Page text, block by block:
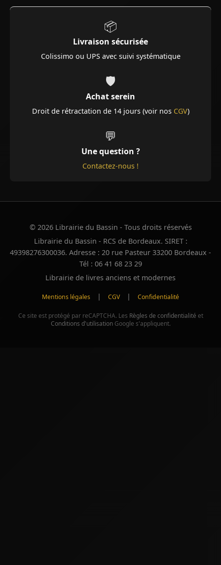
📦
Livraison sécurisée
Colissimo ou UPS avec suivi systématique
🛡️
Achat serein
Droit de rétractation de 14 jours (voir nos CGV)
💬
Une question ?
Contactez-nous !
© 2026 Librairie du Bassin - Tous droits réservés
Librairie du Bassin - RCS de Bordeaux. SIRET :
49398276300036. Adresse : 20 rue Pasteur 33200 Bordeaux -
Tél : 06 41 68 23 29
Librairie de livres anciens et modernes
Mentions légales | CGV | Confidentialité
Ce site est protégé par reCAPTCHA. Les Règles de confidentialité et
Conditions d'utilisationGoogle s'appliquent.